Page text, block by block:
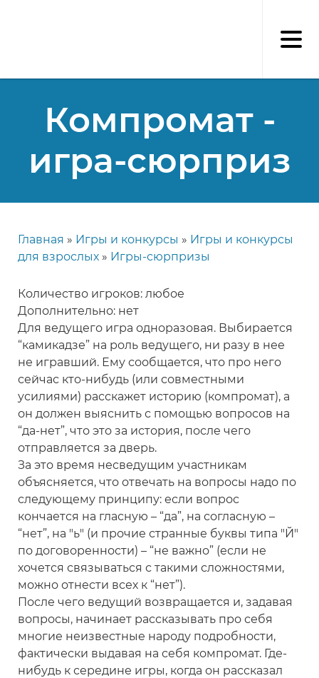
Компромат -
игра-сюрприз
Строка
Главная Игры и конкурсы
Игры и конкурсы
для взрослых
Игры-сюрпризы
Количество игроков: любое
Дополнительно: нет
Для ведущего игра одноразовая. Выбирается
“камикадзе” на роль ведущего, ни разу в нее
не игравший. Ему сообщается, что про него
сейчас кто-нибудь (или совместными
усилиями) расскажет историю (компромат), а
он должен выяснить с помощью вопросов на
“да-нет”, что это за история, после чего
отправляется за дверь.
За это время несведущим участникам
объясняется, что отвечать на вопросы надо по
следующему принципу: если вопрос
кончается на гласную – “да”, на согласную –
“нет”, на "ь" (и прочие странные буквы типа "Й"
по договоренности) – “не важно” (если не
хочется связываться с такими сложностями,
можно отнести всех к “нет”).
После чего ведущий возвращается и, задавая
вопросы, начинает рассказывать про себя
многие неизвестные народу подробности,
фактически выдавая на себя компромат. Где-
нибудь к середине игры, когда он рассказал